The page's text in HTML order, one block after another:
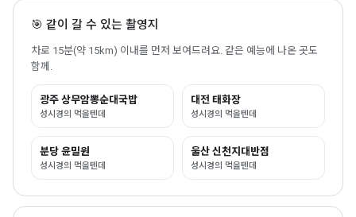
🎯 같이 갈 수 있는 촬영지
차로 15분(약 15km) 이내를 먼저 보여드려요. 같은 예능에 나온 곳도
함께.
광주 상무암뽕순대국밥
성시경의 먹을텐데
대전 태화장
성시경의 먹을텐데
분당 윤밀원
성시경의 먹을텐데
울산 신천지대반점
성시경의 먹을텐데